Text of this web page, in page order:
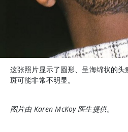
这张照片显示了圆形、呈海绵状的
斑可能非常不明显。
图片由 Karen McKoy 医生提供。